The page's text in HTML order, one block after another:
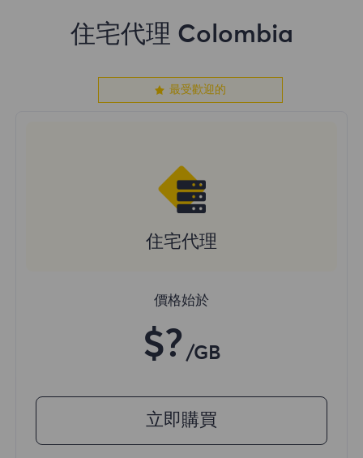
住宅代理 Colombia
最受歡迎的
住宅代理
價格始於
$? /GB
立即購買